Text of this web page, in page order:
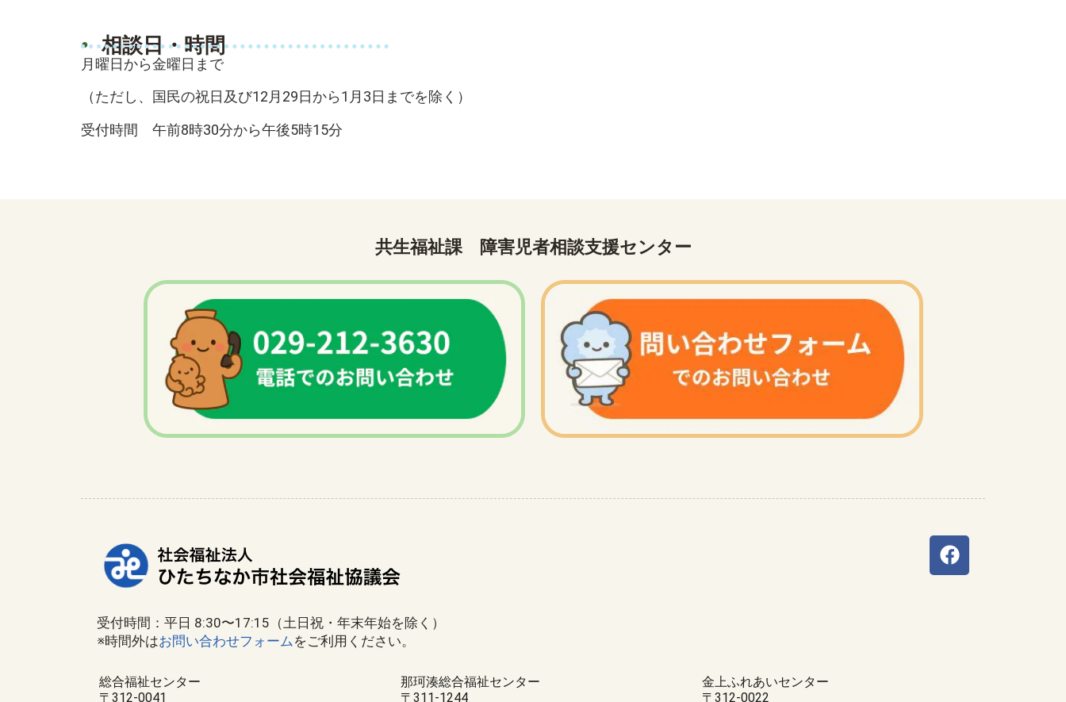
相談日・時間
月曜日から金曜日まで
（ただし、国民の祝日及び12月29日から1月3日までを除く）
受付時間 午前8時30分から午後5時15分
共生福祉課 障害児者相談支援センター
受付時間：平日 8:30〜17:15（土日祝・年末年始を除く）
※時間外はお問い合わせフォーム をご利用ください。
総合福祉センター
〒312-0041
那珂湊総合福祉センター
〒311-1244
金上ふれあいセンター
〒312-0022